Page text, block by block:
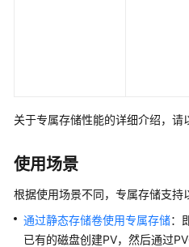
操
一
览
群
关于专属存储性能的详细介绍，请
使用场景
根据使用场景不同，专属存储支持
通过静态存储卷使用专属存储：
已有的磁盘创建PV，然后通过